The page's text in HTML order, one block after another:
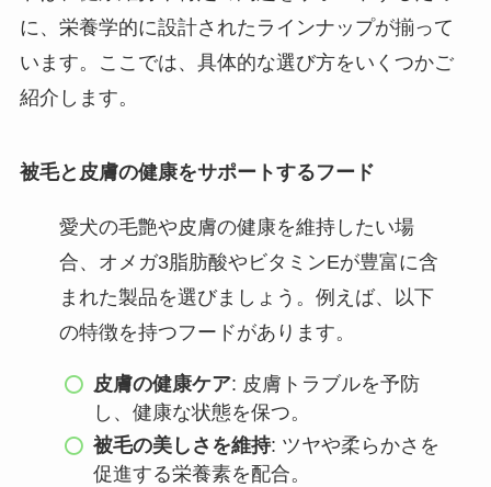
に、栄養学的に設計されたラインナップが揃って
います。ここでは、具体的な選び方をいくつかご
紹介します。
被毛と皮膚の健康をサポートするフード
愛犬の毛艶や皮膚の健康を維持したい場
合、オメガ3脂肪酸やビタミンEが豊富に含
まれた製品を選びましょう。例えば、以下
の特徴を持つフードがあります。
皮膚の健康ケア: 皮膚トラブルを予防
し、健康な状態を保つ。
被毛の美しさを維持: ツヤや柔らかさを
促進する栄養素を配合。